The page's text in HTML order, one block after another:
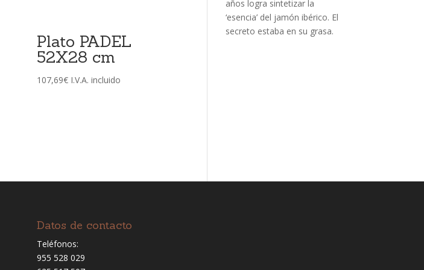
Plato PADEL
52X28 cm
107,69€ I.V.A. incluido
años logra sintetizar la
‘esencia’ del jamón ibérico. El
secreto estaba en su grasa.
Datos de contacto
Teléfonos:
955 528 029